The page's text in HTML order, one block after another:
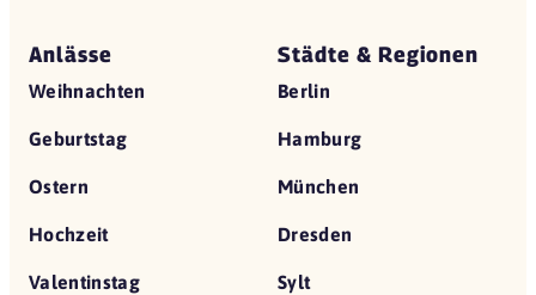
Anlässe
Weihnachten
Geburtstag
Ostern
Hochzeit
Valentinstag
Städte & Regionen
Berlin
Hamburg
München
Dresden
Sylt